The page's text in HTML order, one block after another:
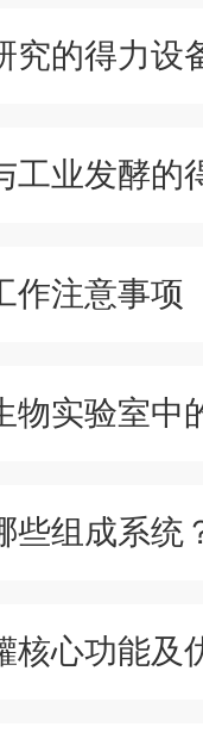
工业发酵的
作注意事项
物实验室中
些组成系统
核心功能及